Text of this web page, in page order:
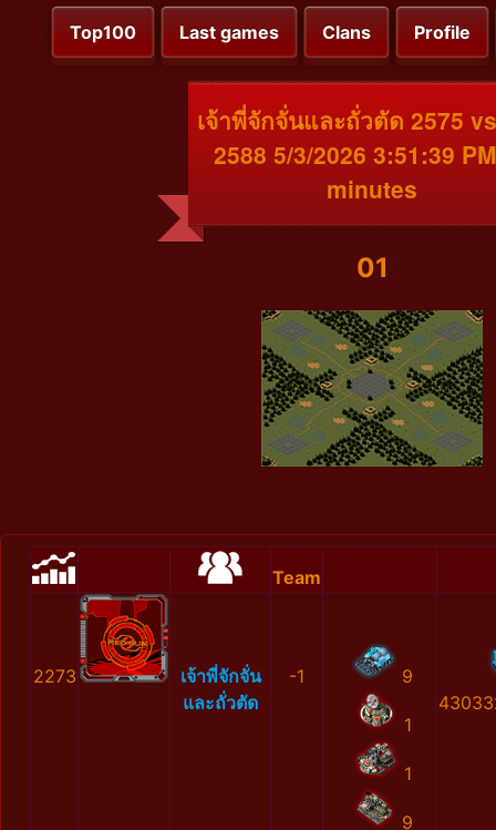
Top100 Last games Clans Profile
เจ้าพี่จักจั่นและถั่วตัด 2575
2588 5/3/2026 3:51:39
minutes
01
Team
2273
เจ้าพี่จักจั่น
และถั่วตัด
-1 9
1
1
9